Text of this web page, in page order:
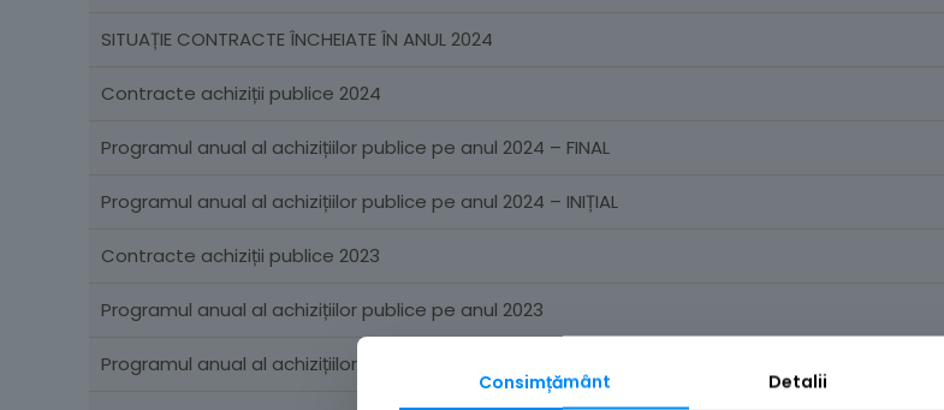
SITUAȚIE CONTRACTE ÎNCHEIATE ÎN ANUL 2024
Contracte achiziții publice 2024
Programul anual al achizițiilor publice pe anul 2024 – FINAL
Programul anual al achizițiilor publice pe anul 2024 – INIȚIAL
Contracte achiziții publice 2023
Programul anual al achizițiilor publice pe anul 2023
Programul anual al achizițiilor publice pe anul 2022
Consimțământ Detalii